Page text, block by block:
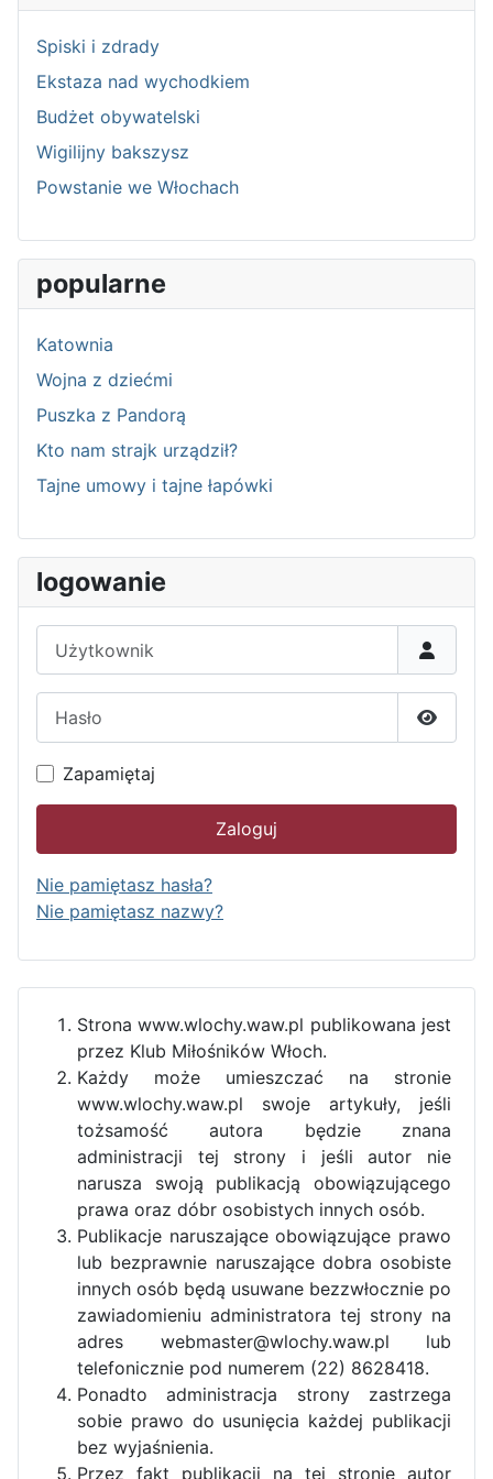
Spiski i zdrady
Ekstaza nad wychodkiem
Budżet obywatelski
Wigilijny bakszysz
Powstanie we Włochach
popularne
Katownia
Wojna z dziećmi
Puszka z Pandorą
Kto nam strajk urządził?
Tajne umowy i tajne łapówki
logowanie
Pokaż
Zapamiętaj
Zaloguj
Nie pamiętasz hasła?
Nie pamiętasz nazwy?
Strona www.wlochy.waw.pl publikowana jest
przez Klub Miłośników Włoch.
Każdy może umieszczać na stronie
www.wlochy.waw.pl swoje artykuły, jeśli
tożsamość autora będzie znana
administracji tej strony i jeśli autor nie
narusza swoją publikacją obowiązującego
prawa oraz dóbr osobistych innych osób.
Publikacje naruszające obowiązujące prawo
lub bezprawnie naruszające dobra osobiste
innych osób będą usuwane bezzwłocznie po
zawiadomieniu administratora tej strony na
adres webmaster@wlochy.waw.pl lub
telefonicznie pod numerem (22) 8628418.
Ponadto administracja strony zastrzega
sobie prawo do usunięcia każdej publikacji
bez wyjaśnienia.
Przez fakt publikacji na tej stronie autor